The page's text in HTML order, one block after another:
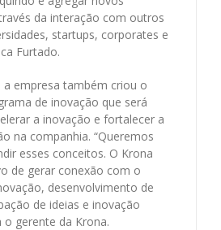
da interação com outros
startups, corporates e
Furtado.
a empresa também criou o
de inovação que será
a inovação e fortalecer a
na companhia. “Queremos
esses conceitos. O Krona
de gerar conexão com o
desenvolvimento de
de ideias e inovação
o gerente da Krona.